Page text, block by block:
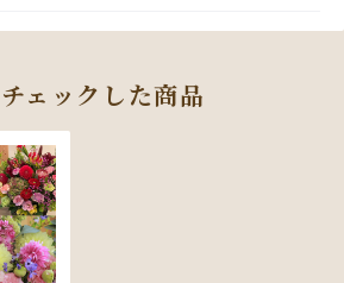
ェックした商品